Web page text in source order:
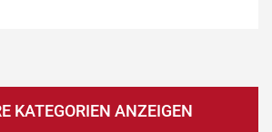
KATEGORIEN ANZEIGEN